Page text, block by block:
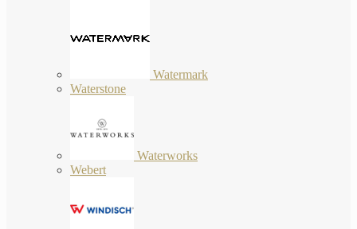
Watermark
Waterstone
Waterworks
Webert